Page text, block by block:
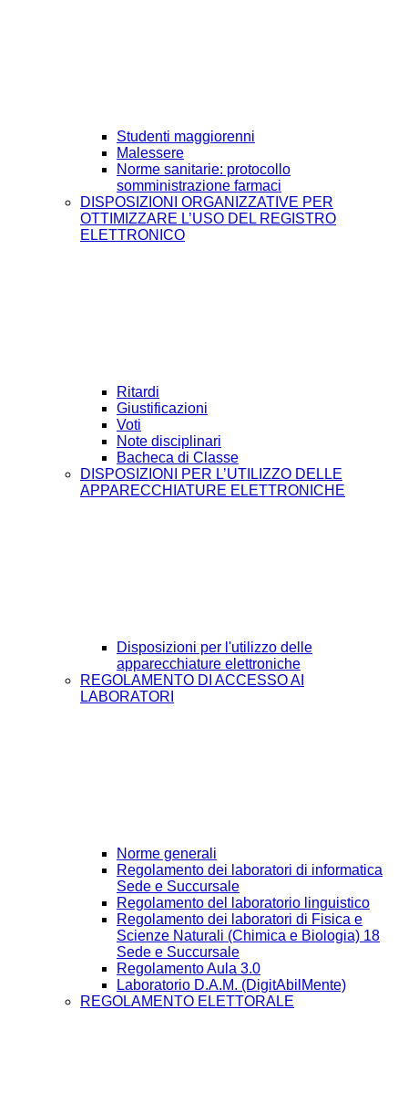
Studenti maggiorenni
Malessere
Norme sanitarie: protocollo
somministrazione farmaci
DISPOSIZIONI ORGANIZZATIVE PER
OTTIMIZZARE L’USO DEL REGISTRO
ELETTRONICO
Ritardi
Giustificazioni
Voti
Note disciplinari
Bacheca di Classe
DISPOSIZIONI PER L’UTILIZZO DELLE
APPARECCHIATURE ELETTRONICHE
Disposizioni per l'utilizzo delle
apparecchiature elettroniche
REGOLAMENTO DI ACCESSO AI
LABORATORI
Norme generali
Regolamento dei laboratori di informatica
Sede e Succursale
Regolamento del laboratorio linguistico
Regolamento dei laboratori di Fisica e
Scienze Naturali (Chimica e Biologia) 18
Sede e Succursale
Regolamento Aula 3.0
Laboratorio D.A.M. (DigitAbilMente)
REGOLAMENTO ELETTORALE